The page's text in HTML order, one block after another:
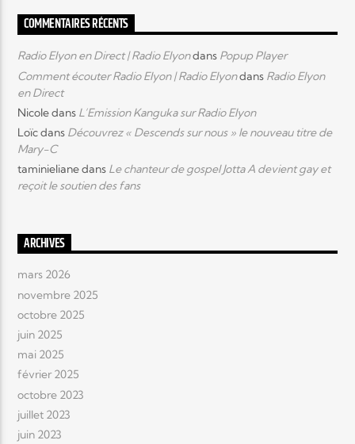
COMMENTAIRES RÉCENTS
Radio Elyon en Direct | Radio Elyondans Popup Player
Comment écouter Radio Elyon | Radio Elyondans Radio Elyon
en Direct
Nicoledans L’Emission Kanguka sur Radio Elyon
Loïcdans Découvrez « Descends sur nous » le nouveau titre de
Mary-C
taminielianedans Le chanteur de gospel Jotta A devient gay et
reçoit le soutien des fans
ARCHIVES
mars 2026
novembre 2025
octobre 2025
juin 2025
mai 2025
février 2025
octobre 2023
juillet 2023
juin 2023